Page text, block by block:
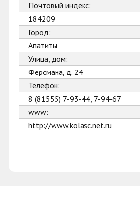
Почтовый индекс:
184209
Город:
Апатиты
Улица, дом:
Ферсмана, д. 24
Телефон:
8 (81555) 7-93-44, 7-94-67
www:
http://www.kolasc.net.ru